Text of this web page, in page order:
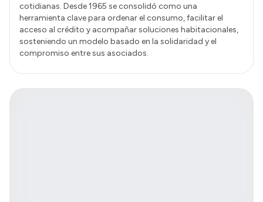
cotidianas. Desde 1965 se consolidó como una
herramienta clave para ordenar el consumo, facilitar el
acceso al crédito y acompañar soluciones habitacionales,
sosteniendo un modelo basado en la solidaridad y el
compromiso entre sus asociados.